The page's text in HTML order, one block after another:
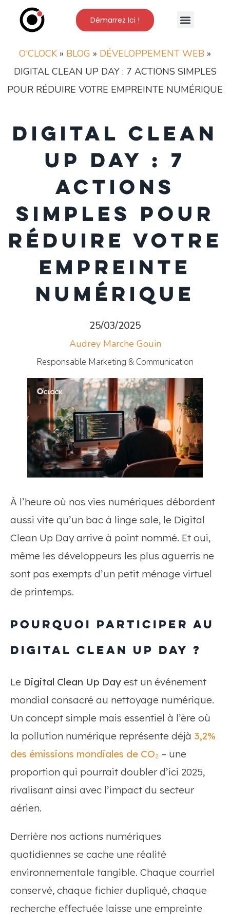
Démarrez Ici !
O'CLOCK » BLOG » DÉVELOPPEMENT WEB »
DIGITAL CLEAN UP DAY : 7 ACTIONS SIMPLES
POUR RÉDUIRE VOTRE EMPREINTE NUMÉRIQUE
Digital clean
up day : 7
actions
simples pour
réduire votre
empreinte
numérique
25/03/2025
Audrey Marche Gouin
Responsable Marketing & Communication
À l’heure où nos vies numériques débordent
aussi vite qu’un bac à linge sale, le Digital
Clean Up Day arrive à point nommé. Et oui,
même les développeurs les plus aguerris ne
sont pas exempts d’un petit ménage virtuel
de printemps.
Pourquoi participer au
Digital Clean Up Day ?
Le Digital Clean Up Day est un événement
mondial consacré au nettoyage numérique.
Un concept simple mais essentiel à l’ère où
la pollution numérique représente déjà 3,2%
des émissions mondiales de CO₂ – une
proportion qui pourrait doubler d’ici 2025,
rivalisant ainsi avec l’impact du secteur
aérien.
Derrière nos actions numériques
quotidiennes se cache une réalité
environnementale tangible. Chaque courriel
conservé, chaque fichier dupliqué, chaque
recherche effectuée laisse une empreinte